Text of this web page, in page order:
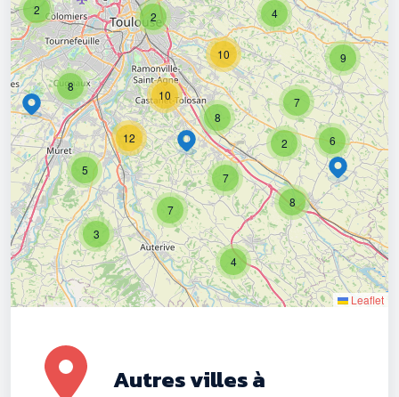
5
3
8
4
7
7
2
8
2
8
10
12
10
2 4
6
7
9
Leaflet
Autres villes à